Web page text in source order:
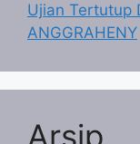
Ujian Tertutup
ANGGRAHENY
Arsip